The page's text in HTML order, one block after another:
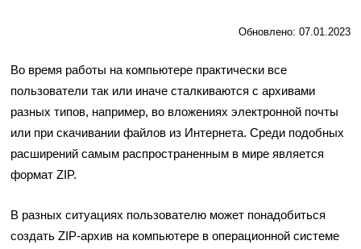
Обновлено: 07.01.2023
Во время работы на компьютере практически все
пользователи так или иначе сталкиваются с архивами
разных типов, например, во вложениях электронной почты
или при скачивании файлов из Интернета. Среди подобных
расширений самым распространенным в мире является
формат ZIP.
В разных ситуациях пользователю может понадобиться
создать ZIP-архив на компьютере в операционной системе